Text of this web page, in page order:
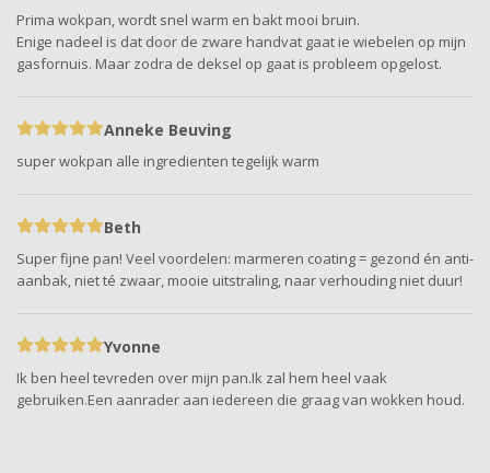
Prima wokpan, wordt snel warm en bakt mooi bruin.
Enige nadeel is dat door de zware handvat gaat ie wiebelen op mijn
gasfornuis. Maar zodra de deksel op gaat is probleem opgelost.
Anneke Beuving
super wokpan alle ingredienten tegelijk warm
Beth
Super fijne pan! Veel voordelen: marmeren coating = gezond én anti-
aanbak, niet té zwaar, mooie uitstraling, naar verhouding niet duur!
Yvonne
Ik ben heel tevreden over mijn pan.Ik zal hem heel vaak
gebruiken.Een aanrader aan iedereen die graag van wokken houd.